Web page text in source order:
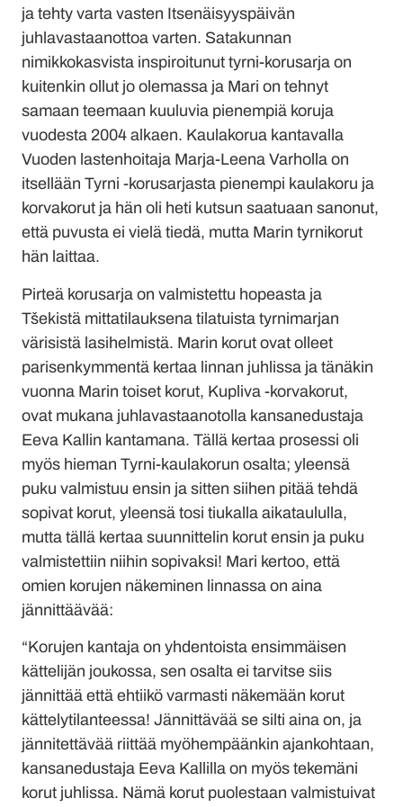
ja tehty varta vasten Itsenäisyyspäivän
juhlavastaanottoa varten. Satakunnan
nimikkokasvista inspiroitunut tyrni-korusarja on
kuitenkin ollut jo olemassa ja Mari on tehnyt
samaan teemaan kuuluvia pienempiä koruja
vuodesta 2004 alkaen. Kaulakorua kantavalla
Vuoden lastenhoitaja Marja-Leena Varholla on
itsellään Tyrni -korusarjasta pienempi kaulakoru ja
korvakorut ja hän oli heti kutsun saatuaan sanonut,
että puvusta ei vielä tiedä, mutta Marin tyrnikorut
hän laittaa.
Pirteä korusarja on valmistettu hopeasta ja
Tšekistä mittatilauksena tilatuista tyrnimarjan
värisistä lasihelmistä. Marin korut ovat olleet
parisenkymmentä kertaa linnan juhlissa ja tänäkin
vuonna Marin toiset korut, Kupliva -korvakorut,
ovat mukana juhlavastaanotolla kansanedustaja
Eeva Kallin kantamana. Tällä kertaa prosessi oli
myös hieman Tyrni-kaulakorun osalta; yleensä
puku valmistuu ensin ja sitten siihen pitää tehdä
sopivat korut, yleensä tosi tiukalla aikataululla,
mutta tällä kertaa suunnittelin korut ensin ja puku
valmistettiin niihin sopivaksi! Mari kertoo, että
omien korujen näkeminen linnassa on aina
jännittäävää:
“Korujen kantaja on yhdentoista ensimmäisen
kättelijän joukossa, sen osalta ei tarvitse siis
jännittää että ehtiikö varmasti näkemään korut
kättelytilanteessa! Jännittävää se silti aina on, ja
jännitettävää riittää myöhempäänkin ajankohtaan,
kansanedustaja Eeva Kallilla on myös tekemäni
korut juhlissa. Nämä korut puolestaan valmistuivat